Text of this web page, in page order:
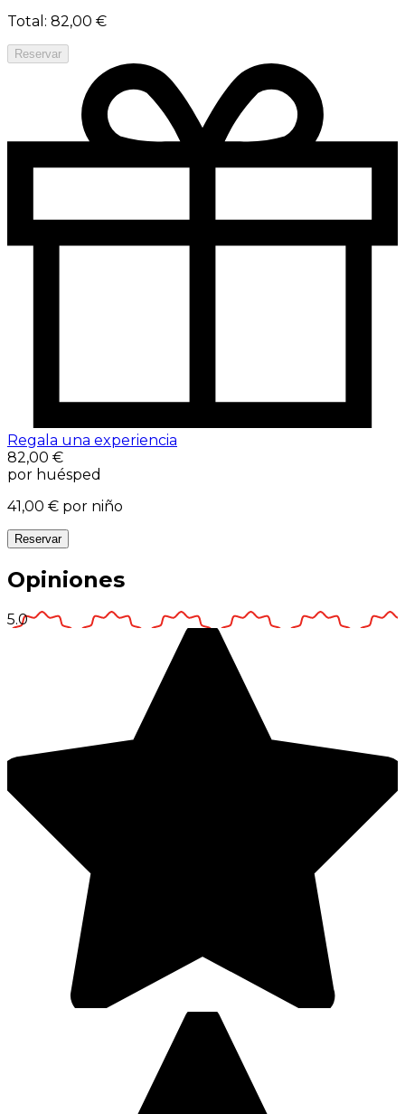
Total : 82,00 €
Reservar
Regala una experiencia
82,00 €
por huésped
41,00 € por niño
Reservar
Opiniones
5.0